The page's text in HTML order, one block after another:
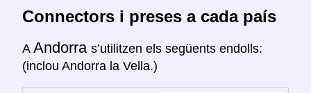
Connectors i preses a cada país
A Andorra s’utilitzen els següents endolls:
(inclou Andorra la Vella.)